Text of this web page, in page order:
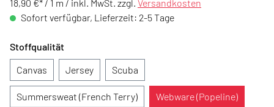
18,90 €* / 1 m / inkl. MwSt. zzgl. Versandkosten
Sofort verfügbar, Lieferzeit: 2-5 Tage
Stoffqualität
Canvas
Jersey Scuba
Summersweat (French Terry) Webware (Popeline)